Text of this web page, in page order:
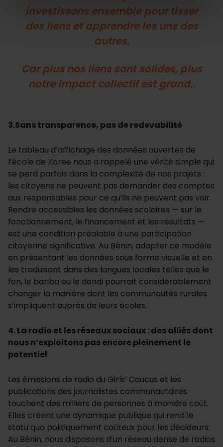
investissons ensemble pour tisser
des liens et apprendre les uns des
autres.
Car plus nos liens sont solides, plus
notre impact collectif est grand..
3.Sans transparence, pas de redevabilité
Le tableau d’affichage des données ouvertes de
l’école de Karee nous a rappelé une vérité simple qui
se perd parfois dans la complexité de nos projets :
les citoyens ne peuvent pas demander des comptes
aux responsables pour ce qu’ils ne peuvent pas voir.
Rendre accessibles les données scolaires — sur le
fonctionnement, le financement et les résultats —
est une condition préalable à une participation
citoyenne significative. Au Bénin, adapter ce modèle
en présentant les données sous forme visuelle et en
les traduisant dans des langues locales telles que le
fon, le bariba ou le dendi pourrait considérablement
changer la manière dont les communautés rurales
s’impliquent auprès de leurs écoles.
4.La radio et les réseaux sociaux : des alliés dont
nous n’exploitons pas encore pleinement le
potentiel
Les émissions de radio du Girls’ Caucus et les
publications des journalistes communautaires
touchent des milliers de personnes à moindre coût.
Elles créent une dynamique publique qui rend le
statu quo politiquement coûteux pour les décideurs.
Au Bénin, nous disposons d’un réseau dense de radios